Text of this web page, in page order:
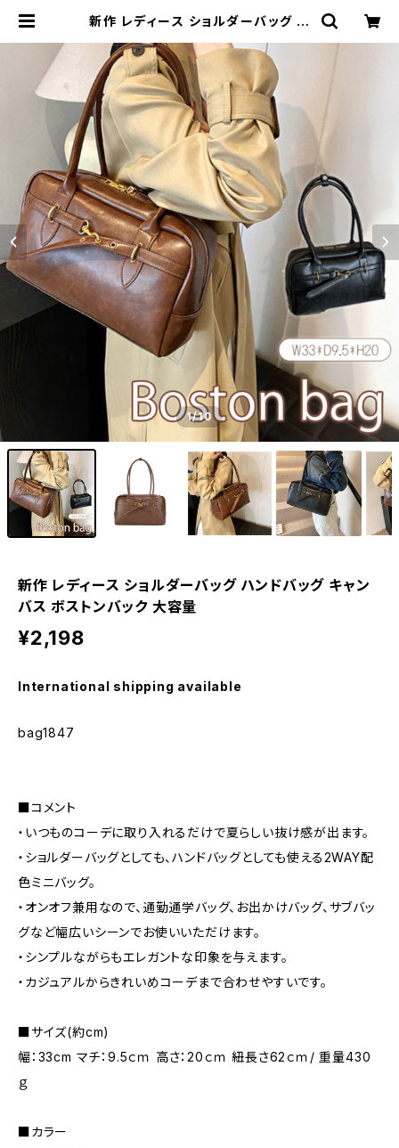
新作 レディース ショルダーバッグ ハ
大容量 | Kinshuu
1/10
新作 レディース ショルダーバッグ ハンドバッグ キャン
バス ボストンバック 大容量
¥2,198
International shipping available
bag1847
■コメント
・いつものコーデに取り入れるだけで夏らしい抜け感が出ます。
・ショルダーバッグとしても、ハンドバッグとしても使える2WAY配
色ミニバッグ。
・オンオフ兼用なので、通勤通学バッグ、お出かけバッグ、サブバッ
グなど幅広いシーンでお使いいただけます。
・シンプルながらもエレガントな印象を与えます。
・カジュアルからきれいめコーデまで合わせやすいです。
■サイズ(約cm)
幅：33cm マチ：9.5ｃｍ 高さ：20ｃｍ 紐長さ62ｃｍ/ 重量430
ｇ
■カラー